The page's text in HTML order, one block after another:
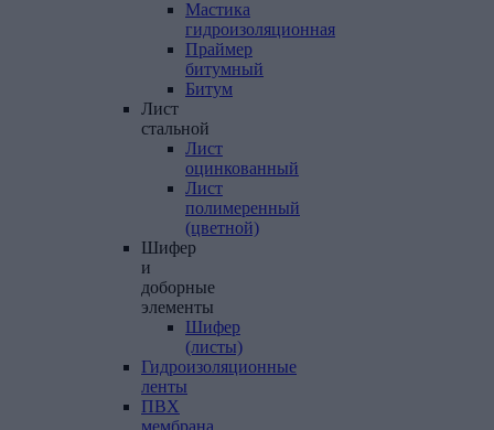
Мастика
гидроизоляционная
Праймер
битумный
Битум
Лист
стальной
Лист
оцинкованный
Лист
полимеренный
(цветной)
Шифер
и
доборные
элементы
Шифер
(листы)
Гидроизоляционные
ленты
ПВХ
мембрана